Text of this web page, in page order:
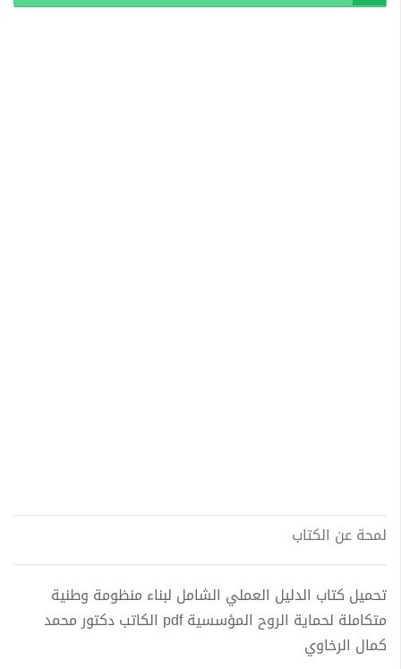
لمحة عن الكتاب
تحميل كتاب الدليل العملي الشامل لبناء منظومة وطنية
متكاملة لحماية الروح المؤسسية pdf الكاتب دكتور محمد
كمال الرخاوي